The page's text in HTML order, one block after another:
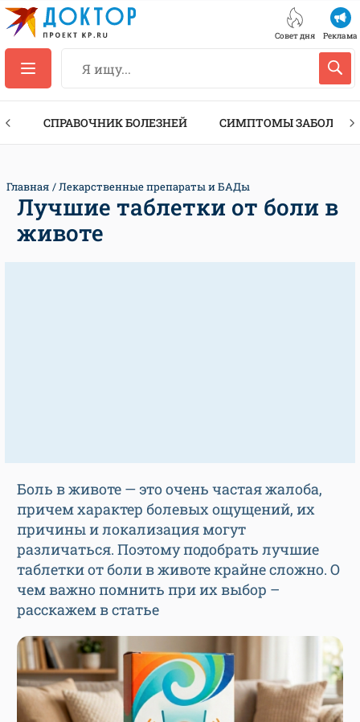
Совет дня Реклама
СПРАВОЧНИК БОЛЕЗНЕЙ СИМПТОМЫ
Главная Лекарственные препараты и БАДы
Лучшие таблетки от боли в
животе
Боль в животе — это очень частая жалоба,
причем характер болевых ощущений, их
причины и локализация могут
различаться. Поэтому подобрать лучшие
таблетки от боли в животе крайне сложно. О
чем важно помнить при их выбор –
расскажем в статье